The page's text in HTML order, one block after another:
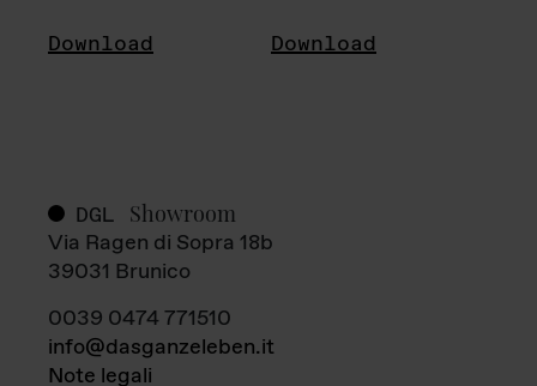
Download Download
DGL Showroom
Via Ragen di Sopra 18b
39031 Brunico
0039 0474 771510
info@dasganzeleben.it
Note legali